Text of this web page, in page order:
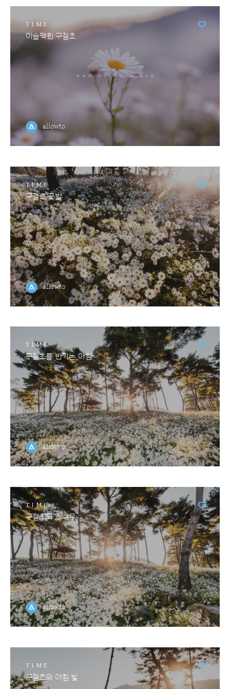
TIME
이슬맺힌 구절초
allowto
TIME
구절초 꽃밭
allowto
TIME
구절초를 반기는 아침
allowto
TIME
구절초와 소나무
allowto
TIME
구절초와 아침 빛